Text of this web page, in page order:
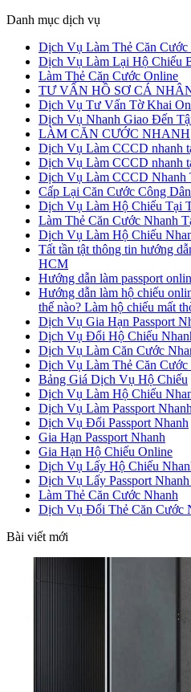
Danh mục dịch vụ
Dịch Vụ Làm Thẻ Căn
Dịch Vụ Làm Lại Hộ Chiếu
Làm Thẻ Căn Cước Online
TƯ VẤN HỒ SƠ CÁ
Dịch Vụ Tư Vấn Tờ Khai
Dịch Vụ Nhanh Giao Đến
LÀM CĂN CƯỚC NHANH
Dịch Vụ Làm CCCD nhanh
Dịch Vụ Làm CCCD nhanh
Dịch Vụ Làm CCCD Nhanh
Cấp Lại Căn Cước Công
Dịch Vụ Làm Hộ Chiếu Tại
Làm Thẻ Căn Cước Nhanh
Dịch Vụ Làm Hộ Chiếu
Tất tần tật thông tin hướng
HCM
Hướng dẫn làm passport
Hướng dẫn làm hộ chiếu
thế nào? Làm hộ chiếu mất
Dịch Vụ Gia Hạn Passport
Dịch Vụ Đổi Hộ Chiếu
Dịch Vụ Làm Căn Cước
Dịch Vụ Làm Thẻ Căn
Bảng Giá Dịch Vụ Hộ Chiếu
Dịch Vụ Làm Hộ Chiếu
Dịch Vụ Làm Passport Nhanh
Dịch Vụ Đổi Passport Nhanh
Gia Hạn Passport Nhanh
Gia Hạn Hộ Chiếu Online
Dịch Vụ Lấy Hộ Chiếu
Dịch Vụ Lấy Passport
Làm Thẻ Căn Cước Nhanh
Dịch Vụ Đổi Thẻ Căn Cước
Bài viết mới